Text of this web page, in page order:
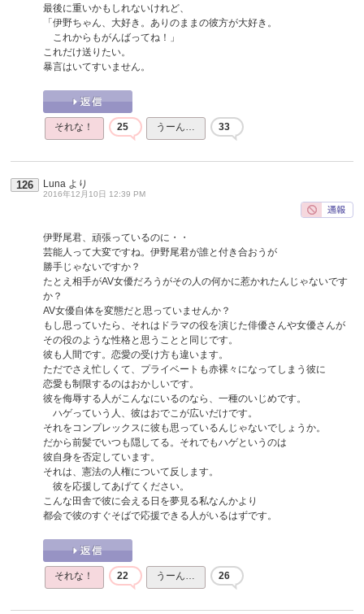
最後に重いかもしれないけれど、
「伊野ちゃん、大好き。ありのままの彼方が大好き。
これからもがんばってね！」
これだけ送りたい。
暴言はいてすいません。
それな！ 25 うーん… 33
126 Luna より
2016年12月10日 12:39 PM
伊野尾君、頑張っているのに・・
芸能人って大変ですね。伊野尾君が誰と付き合おうが
勝手じゃないですか？
たとえ相手がAV女優だろうがその人の何かに惹かれたんじゃないです
か？
AV女優自体を変態だと思っていませんか？
もし思っていたら、それはドラマの役を演じた俳優さんや女優さんが
その役のような性格と思うことと同じです。
彼も人間です。恋愛の受け方も違います。
ただでさえ忙しくて、プライベートも赤裸々になってしまう彼に
恋愛も制限するのはおかしいです。
彼を侮辱する人がこんなにいるのなら、一種のいじめです。
ハゲっていう人、彼はおでこが広いだけです。
それをコンプレックスに彼も思っているんじゃないでしょうか。
だから前髪でいつも隠してる。それでもハゲというのは
彼自身を否定しています。
それは、憲法の人権について反します。
彼を応援してあげてください。
こんな田舎で彼に会える日を夢見る私なんかより
都会で彼のすぐそばで応援できる人がいるはずです。
それな！ 22 うーん… 26